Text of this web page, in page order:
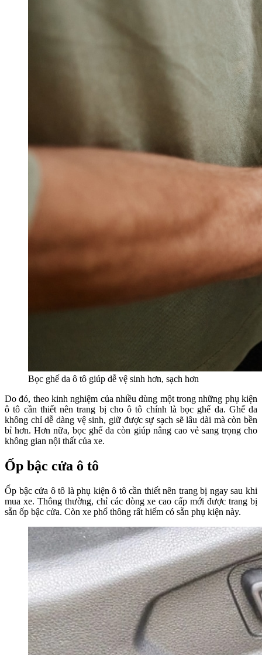
Bọc ghế da ô tô giúp dễ vệ sinh hơn, sạch hơn
Do đó, theo kinh nghiệm của nhiều dùng một trong những phụ kiện
ô tô cần thiết nên trang bị cho ô tô chính là bọc ghế da. Ghế da
không chỉ dễ dàng vệ sinh, giữ được sự sạch sẽ lâu dài mà còn bền
bỉ hơn. Hơn nữa, bọc ghế da còn giúp nâng cao vẻ sang trọng cho
không gian nội thất của xe.
Ốp bậc cửa ô tô
Ốp bậc cửa ô tô là phụ kiện ô tô cần thiết nên trang bị ngay sau khi
mua xe. Thông thường, chỉ các dòng xe cao cấp mới được trang bị
sẵn ốp bậc cửa. Còn xe phổ thông rất hiếm có sẵn phụ kiện này.